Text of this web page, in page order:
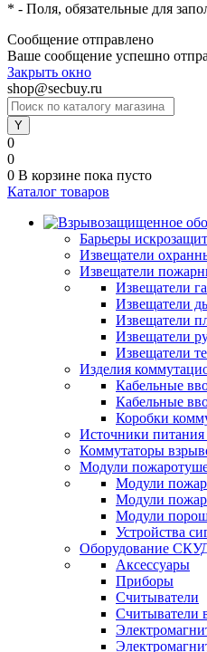
* - Поля, обязательные для
Сообщение отправлено
Ваше сообщение успешно
Закрыть окно
shop@secbuy.ru
0
0
0 В корзине пока пусто
Каталог товаров
Барьеры
Извещатели
Извещатели
Извещатели
Извещатели
Извещатели
Извещатели
Извещатели
Изделия
Кабельные
Кабельные
Коробки
Источники
Коммутаторы
Модули
Модули
Модули
Модули
Устройства
Оборудование
Аксессуары
Приборы
Считыватели
Считыватели